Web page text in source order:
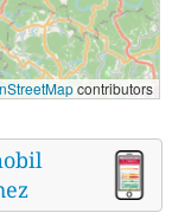
contributors